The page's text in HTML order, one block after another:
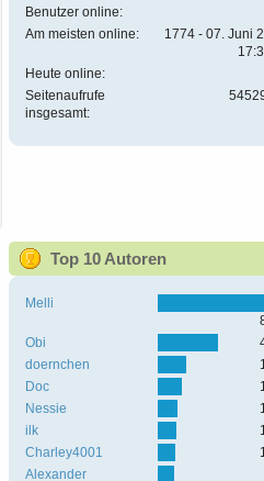
Benutzer online:
Am meisten online:
1774 - 07. Juni
Heute online:
Seitenaufrufe
insgesamt:
Top 10 Autoren
Melli
Obi
doernchen
Doc
Nessie
ilk
Charley4001
Alexander